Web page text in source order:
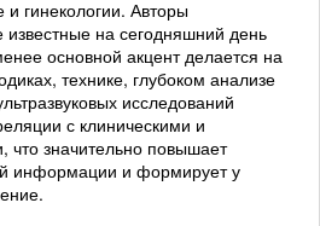
и гинекологии. Авторы
известные на сегодняшний день
основной акцент делается на
технике, глубоком анализе
исследований
с клиническими и
значительно повышает
информации и формирует у